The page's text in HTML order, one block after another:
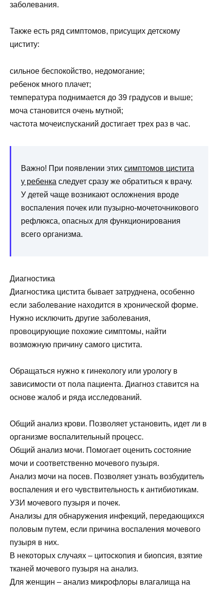
заболевания.
Также есть ряд симптомов, присущих детскому
циститу:
сильное беспокойство, недомогание;
ребенок много плачет;
температура поднимается до 39 градусов и выше;
моча становится очень мутной;
частота мочеиспусканий достигает трех раз в час.
Важно! При появлении этих симптомов цистита
у ребенка следует сразу же обратиться к врачу.
У детей чаще возникают осложнения вроде
воспаления почек или пузырно-мочеточникового
рефлюкса, опасных для функционирования
всего организма.
Диагностика
Диагностика цистита бывает затруднена, особенно
если заболевание находится в хронической форме.
Нужно исключить другие заболевания,
провоцирующие похожие симптомы, найти
возможную причину самого цистита.
Обращаться нужно к гинекологу или урологу в
зависимости от пола пациента. Диагноз ставится на
основе жалоб и ряда исследований.
Общий анализ крови. Позволяет установить, идет ли в
организме воспалительный процесс.
Общий анализ мочи. Помогает оценить состояние
мочи и соответственно мочевого пузыря.
Анализ мочи на посев. Позволяет узнать возбудитель
воспаления и его чувствительность к антибиотикам.
УЗИ мочевого пузыря и почек.
Анализы для обнаружения инфекций, передающихся
половым путем, если причина воспаления мочевого
пузыря в них.
В некоторых случаях – цитоскопия и биопсия, взятие
тканей мочевого пузыря на анализ.
Для женщин – анализ микрофлоры влагалища на